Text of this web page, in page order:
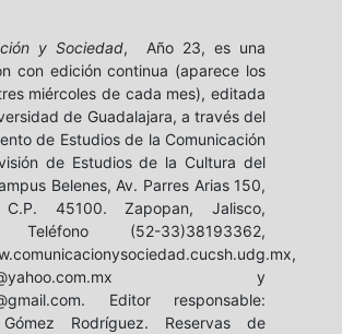
y Sociedad, Año 23, es una
con edición continua (aparece los
miércoles de cada mes), editada
de Guadalajara, a través del
de Estudios de la Comunicación
de Estudios de la Cultura del
Belenes, Av. Parres Arias 150,
C.P. 45100. Zapopan, Jalisco,
Teléfono (52-33)38193362,
y
Editor responsable:
Gómez Rodríguez. Reservas de